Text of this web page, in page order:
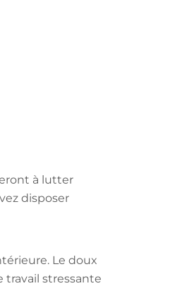
à lutter
disposer
Le doux
stressante